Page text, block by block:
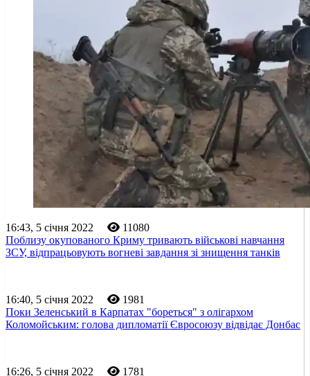
16:43, 5 січня 2022
11080
Поблизу окупованого Криму тривають військові навчання
ЗСУ, відпрацьовують вогневі завдання зі знищення танків
16:40, 5 січня 2022
1981
Поки Зеленський в Карпатах "бореться" з олігархом
Коломойським: голова дипломатії Євросоюзу відвідає Донбас
16:26, 5 січня 2022
1781